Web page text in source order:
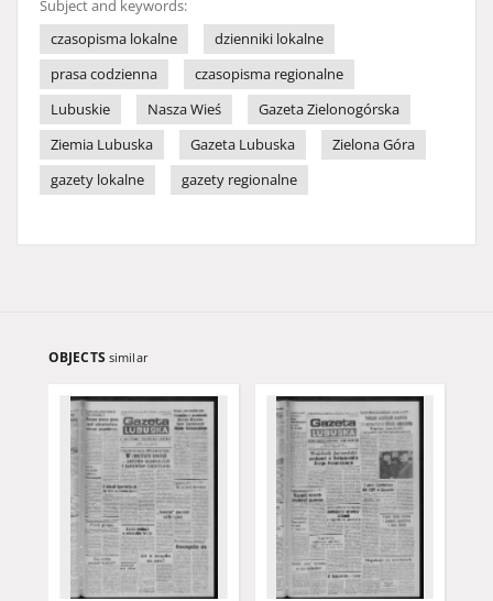
Subject and keywords:
czasopisma lokalne
dzienniki lokalne
prasa codzienna
czasopisma regionalne
Lubuskie
Nasza Wieś
Gazeta Zielonogórska
Ziemia Lubuska
Gazeta Lubuska
Zielona Góra
gazety lokalne
gazety regionalne
OBJECTS similar